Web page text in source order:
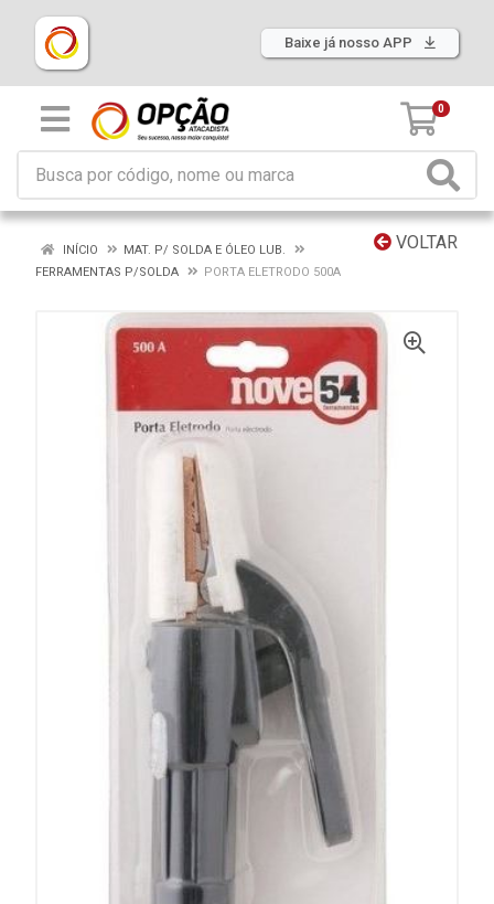
Baixe já nosso APP
0
VOLTAR
INÍCIO
MAT. P/ SOLDA E ÓLEO LUB.
FERRAMENTAS P/SOLDA
PORTA ELETRODO 500A